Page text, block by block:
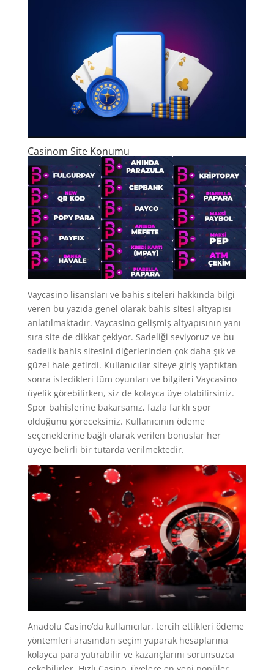
Casinom Site Konumu
Vaycasino lisansları ve bahis siteleri hakkında bilgi
veren bu yazıda genel olarak bahis sitesi altyapısı
anlatılmaktadır. Vaycasino gelişmiş altyapısının yanı
sıra site de dikkat çekiyor. Sadeliği seviyoruz ve bu
sadelik bahis sitesini diğerlerinden çok daha şık ve
güzel hale getirdi. Kullanıcılar siteye giriş yaptıktan
sonra istedikleri tüm oyunları ve bilgileri Vaycasino
üyelik görebilirken, siz de kolayca üye olabilirsiniz.
Spor bahislerine bakarsanız, fazla farklı spor
olduğunu göreceksiniz. Kullanıcının ödeme
seçeneklerine bağlı olarak verilen bonuslar her
üyeye belirli bir tutarda verilmektedir.
Anadolu Casino’da kullanıcılar, tercih ettikleri ödeme
yöntemleri arasından seçim yaparak hesaplarına
kolayca para yatırabilir ve kazançlarını sorunsuzca